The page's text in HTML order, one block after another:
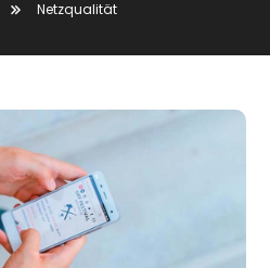
Netzqualität